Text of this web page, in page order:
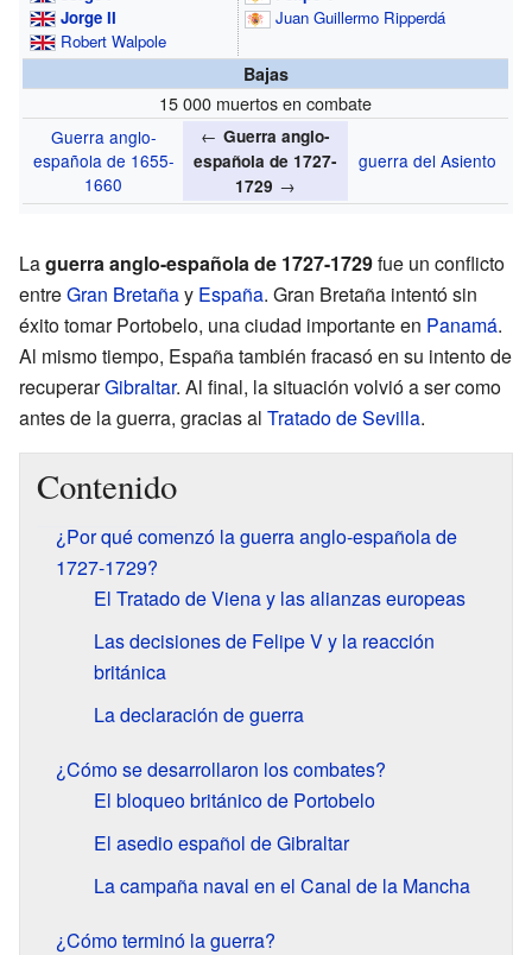
Jorge II
Robert Walpole
Juan Guillermo Ripperdá
Bajas
15 000 muertos en combate
Guerra anglo-
española de 1655-
1660
← Guerra anglo-
española de 1727-
1729 →
guerra del Asiento
Laguerra anglo-española de 1727-1729fue un conflicto
entreGran Bretañay España. Gran Bretaña intentó sin
éxito tomar Portobelo, una ciudad importante en Panamá.
Al mismo tiempo, España también fracasó en su intento de
recuperarGibraltar. Al final, la situación volvió a ser como
antes de la guerra, gracias al Tratado de Sevilla.
Contenido
¿Por qué comenzó la guerra anglo-española de
1727-1729?
El Tratado de Viena y las alianzas europeas
Las decisiones de Felipe V y la reacción
británica
La declaración de guerra
¿Cómo se desarrollaron los combates?
El bloqueo británico de Portobelo
El asedio español de Gibraltar
La campaña naval en el Canal de la Mancha
¿Cómo terminó la guerra?